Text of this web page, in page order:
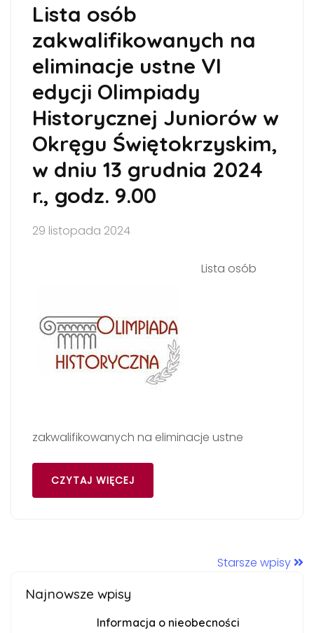
Lista osób
zakwalifikowanych na
eliminacje ustne VI
edycji Olimpiady
Historycznej Juniorów w
Okręgu Świętokrzyskim,
w dniu 13 grudnia 2024
r., godz. 9.00
29 listopada 2024
Lista osób
zakwalifikowanych na eliminacje ustne
CZYTAJ WIĘCEJ
Starsze wpisy
Najnowsze wpisy
Informacja o nieobecności